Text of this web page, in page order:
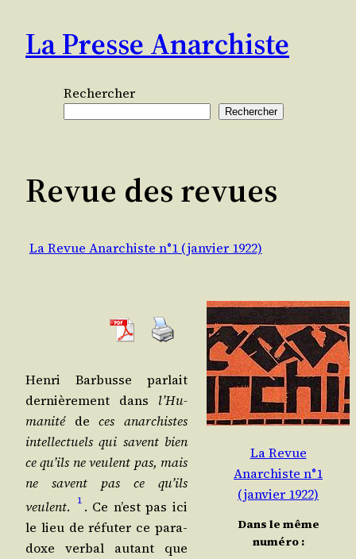
contenu
La Presse Anarchiste
Rechercher
Rechercher
Revue des revues
La Revue Anarchiste n°1 (janvier 1922)
Hen­ri Bar­busse par­lait
der­niè­re­ment dans l’Hu­
ma­ni­tédeces anar­chistes
intel­lec­tuels qui savent bien
ce qu’ils ne veulent pas, mais
ne savent pas ce qu’ils
veulent. 1 . Ce n’est pas ici
le lieu de réfu­ter ce para­
doxe ver­bal autant que
La Revue
Anarchiste n°1
(janvier 1922)
Dans le même
numéro :